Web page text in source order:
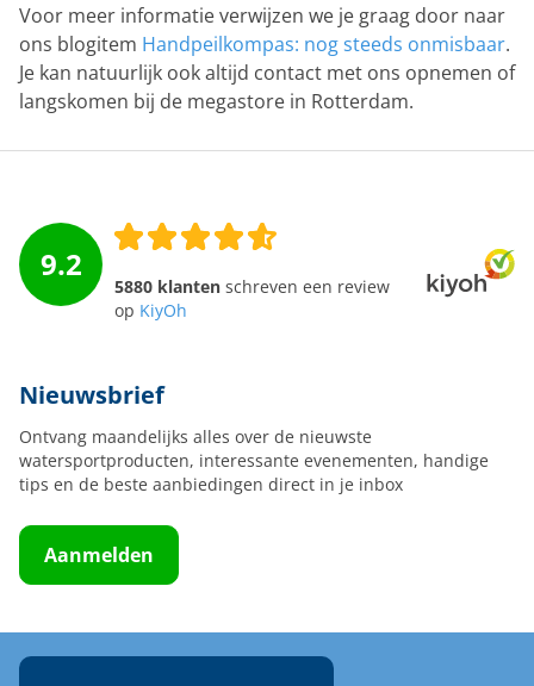
Voor meer informatie verwijzen we je graag door naar
ons blogitem Handpeilkompas: nog steeds onmisbaar.
Je kan natuurlijk ook altijd contact met ons opnemen of
langskomen bij de megastore in Rotterdam.
9.2
5880 klanten schreven een review
op KiyOh
Nieuwsbrief
Ontvang maandelijks alles over de nieuwste
watersportproducten, interessante evenementen, handige
tips en de beste aanbiedingen direct in je inbox
Aanmelden